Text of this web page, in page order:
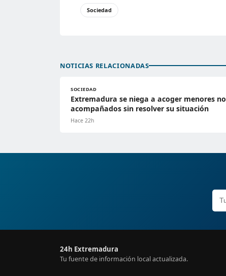
Sociedad
NOTICIAS RELACIONADAS
SOCIEDAD
Extremadura se niega a acoger menores no
acompañados sin resolver su situación
Hace 22h
24h Extremadura
Tu fuente de información local actualizada.